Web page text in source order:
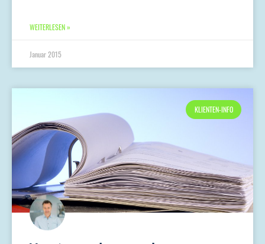
WEITERLESEN »
Januar 2015
KLIENTEN-INFO